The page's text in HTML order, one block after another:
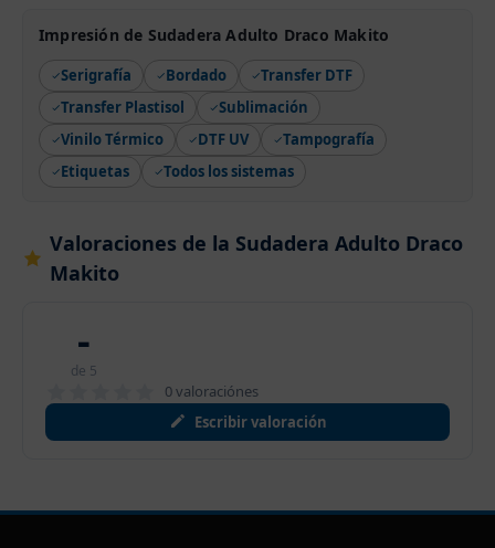
Impresión de Sudadera Adulto Draco Makito
Serigrafía Bordado
Transfer DTF
Transfer Plastisol
Sublimación
Vinilo Térmico
DTF UV
Tampografía
Etiquetas
Todos los sistemas
Valoraciones de la Sudadera Adulto Draco
Makito
-
de 5
0 valoraciónes
Escribir valoración